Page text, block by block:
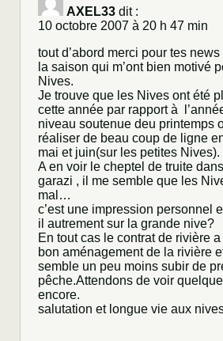
AXEL33 dit :
10 octobre 2007 à 20 h 47 min
tout d’abord merci pour tes
la saison qui m’ont bien motivé
Nives.
Je trouve que les Nives ont été
cette année par rapport à
niveau soutenue deu printemps
réaliser de beau coup de ligne
mai et juin(sur les petites Nives).
A en voir le cheptel de truite
garazi , il me semble que les
mal…
c’est une impression personnel
il autrement sur la grande nive?
En tout cas le contrat de rivière
bon aménagement de la rivière
semble un peu moins subir de
pêche.Attendons de voir
encore.
salutation et longue vie aux